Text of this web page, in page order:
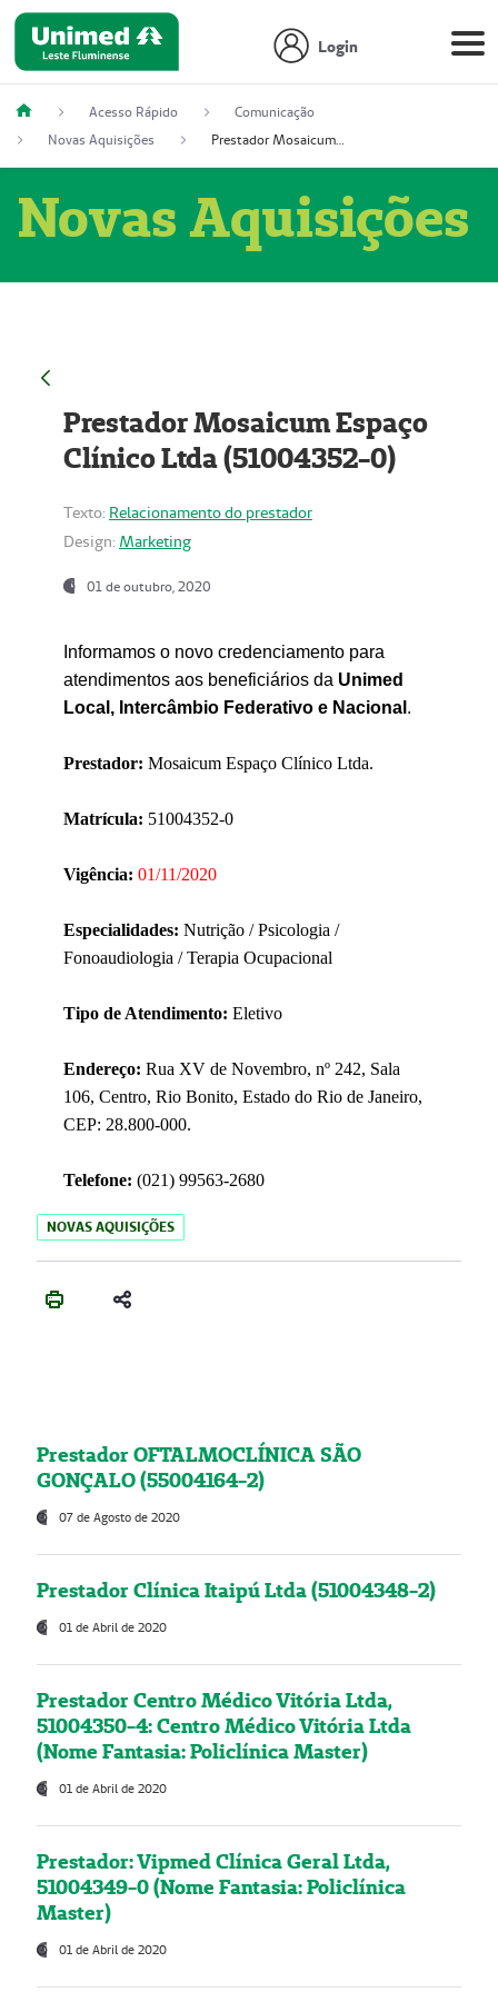
Login
Acesso Rápido
Comunicação
Novas Aquisições
Prestador Mosaicum Espaço Clínico Ltda (51004352-0)
Novas Aquisições
Prestador Mosaicum Espaço
Clínico Ltda (51004352-0)
Texto: Relacionamento do prestador
Design: Marketing
01 de outubro, 2020
Informamos o novo credenciamento para
atendimentos aos beneficiários da Unimed
Local, Intercâmbio Federativo e Nacional .
Prestador: Mosaicum Espaço Clínico Ltda.
Matrícula: 51004352-0
Vigência: 01/11/2020
Especialidades: Nutrição / Psicologia /
Fonoaudiologia / Terapia Ocupacional
Tipo de Atendimento: Eletivo
Endereço: Rua XV de Novembro, nº 242, Sala
106, Centro, Rio Bonito, Estado do Rio de Janeiro,
CEP: 28.800-000.
Telefone: (021) 99563-2680
NOVAS AQUISIÇÕES
Prestador OFTALMOCLÍNICA SÃO
GONÇALO (55004164-2)
07 de Agosto de 2020
Prestador Clínica Itaipú Ltda (51004348-2)
01 de Abril de 2020
Prestador Centro Médico Vitória Ltda,
51004350-4: Centro Médico Vitória Ltda
(Nome Fantasia: Policlínica Master)
01 de Abril de 2020
Prestador: Vipmed Clínica Geral Ltda,
51004349-0 (Nome Fantasia: Policlínica
Master)
01 de Abril de 2020